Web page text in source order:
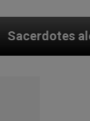
al Papa